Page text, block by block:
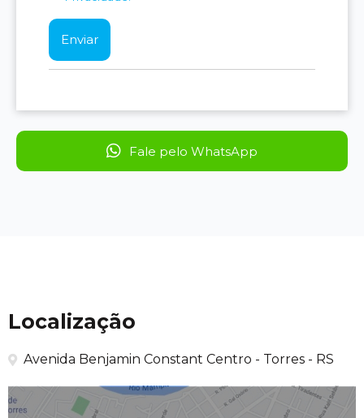
Fale pelo WhatsApp
Localização
Avenida Benjamin Constant Centro - Torres - RS